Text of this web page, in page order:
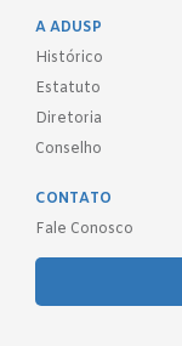
A ADUSP
Histórico
Estatuto
Diretoria
Conselho
CONTATO
Fale Conosco